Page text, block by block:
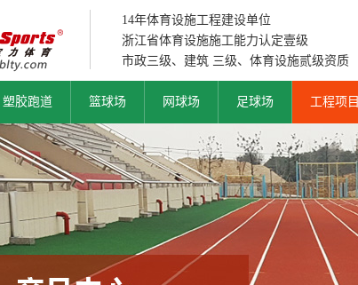
14年体育设施工程建设单位
浙江省体育设施施工能力认定壹级
市政三级、建筑 三级、体育设施贰级资质
塑胶跑道 篮球场 网球场 足球场 工程项目